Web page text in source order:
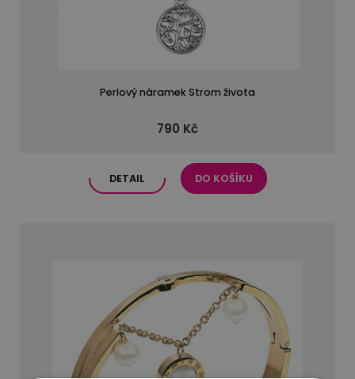
Perlový náramek Strom života
790 Kč
DETAIL DO KOŠÍKU